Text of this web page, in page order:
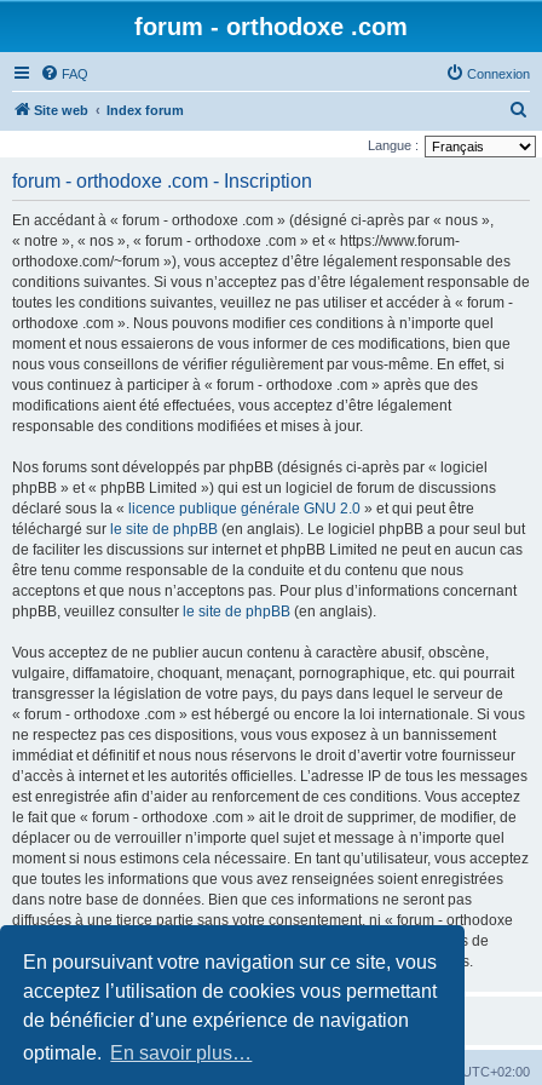
En poursuivant votre navigation sur ce site, vous
acceptez l’utilisation de cookies vous permettant
de bénéficier d’une expérience de navigation
optimale. En savoir plus…
forum - orthodoxe .com
FAQ Connexion
Site web Index forum
e
Langue :
forum - orthodoxe .com - Inscription
En accédant à « forum - orthodoxe .com » (désigné ci-après par « nous »,
« notre », « nos », « forum - orthodoxe .com » et « https://www.forum-
orthodoxe.com/~forum »), vous acceptez d’être légalement responsable des
conditions suivantes. Si vous n’acceptez pas d’être légalement responsable de
toutes les conditions suivantes, veuillez ne pas utiliser et accéder à « forum -
orthodoxe .com ». Nous pouvons modifier ces conditions à n’importe quel
moment et nous essaierons de vous informer de ces modifications, bien que
nous vous conseillons de vérifier régulièrement par vous-même. En effet, si
vous continuez à participer à « forum - orthodoxe .com » après que des
modifications aient été effectuées, vous acceptez d’être légalement
responsable des conditions modifiées et mises à jour.
Nos forums sont développés par phpBB (désignés ci-après par « logiciel
phpBB » et « phpBB Limited ») qui est un logiciel de forum de discussions
déclaré sous la « licence publique générale GNU 2.0 » et qui peut être
téléchargé sur le site de phpBB (en anglais). Le logiciel phpBB a pour seul but
de faciliter les discussions sur internet et phpBB Limited ne peut en aucun cas
être tenu comme responsable de la conduite et du contenu que nous
acceptons et que nous n’acceptons pas. Pour plus d’informations concernant
phpBB, veuillez consulter le site de phpBB (en anglais).
Vous acceptez de ne publier aucun contenu à caractère abusif, obscène,
vulgaire, diffamatoire, choquant, menaçant, pornographique, etc. qui pourrait
transgresser la législation de votre pays, du pays dans lequel le serveur de
« forum - orthodoxe .com » est hébergé ou encore la loi internationale. Si vous
ne respectez pas ces dispositions, vous vous exposez à un bannissement
immédiat et définitif et nous nous réservons le droit d’avertir votre fournisseur
d’accès à internet et les autorités officielles. L’adresse IP de tous les messages
est enregistrée afin d’aider au renforcement de ces conditions. Vous acceptez
le fait que « forum - orthodoxe .com » ait le droit de supprimer, de modifier, de
déplacer ou de verrouiller n’importe quel sujet et message à n’importe quel
moment si nous estimons cela nécessaire. En tant qu’utilisateur, vous acceptez
que toutes les informations que vous avez renseignées soient enregistrées
dans notre base de données. Bien que ces informations ne seront pas
diffusées à une tierce partie sans votre consentement, ni « forum - orthodoxe
.com », ni phpBB, ne pourront être tenus comme responsables en cas de
tentative de piratage informatique visant à compromettre vos données.
UTC+02:00